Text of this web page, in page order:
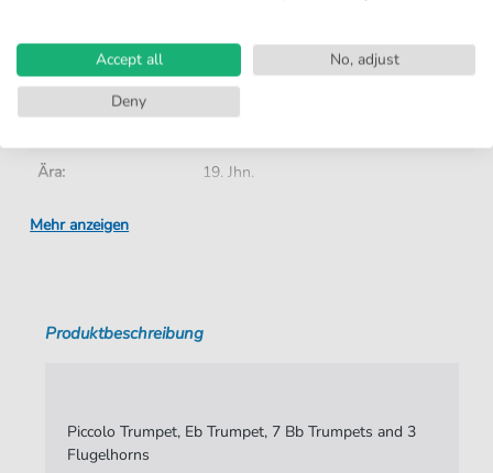
Produktnummer:
CMP2568 pdf
Arrangement:
Ensemble
Ära:
19. Jhn.
Ensemble:
Spieldauer:
:
Mehr anzeigen
Produktbeschreibung
Piccolo Trumpet, Eb Trumpet, 7 Bb Trumpets and 3
Flugelhorns
Accept all
No, adjust
Deny